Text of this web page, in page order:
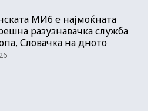
МИ6 е најмоќната
разузнавачка служба
Словачка на дното